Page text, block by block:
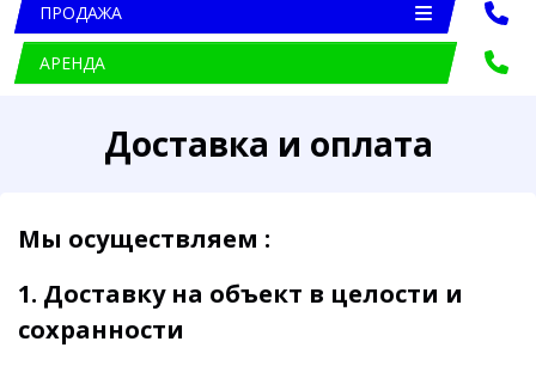
ПРОДАЖА
АРЕНДА
Доставка и оплата
Мы осуществляем :
1. Доставку на объект в целости и
сохранности